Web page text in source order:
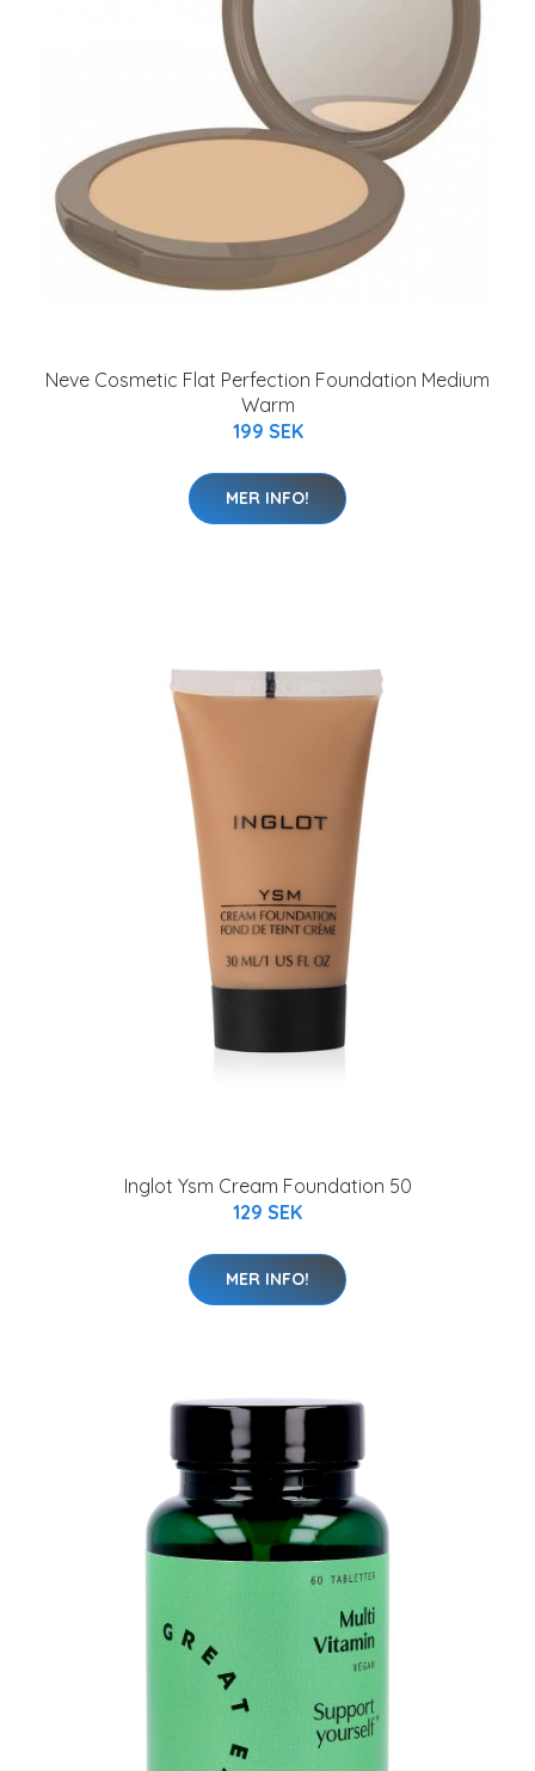
Neve Cosmetic Flat Perfection Foundation Medium
Warm
199 SEK
MER INFO!
Inglot Ysm Cream Foundation 50
129 SEK
MER INFO!